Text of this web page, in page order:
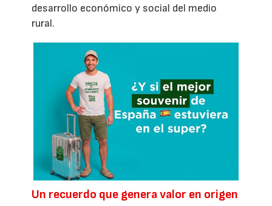
desarrollo económico y social del medio
rural.
Un recuerdo que genera valor en origen